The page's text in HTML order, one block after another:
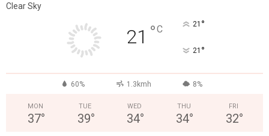
Clear Sky
21 °C 21 °
21 °
60% 1.3kmh 8%
MON
37°
TUE
39°
WED
34°
THU
34°
FRI
32°